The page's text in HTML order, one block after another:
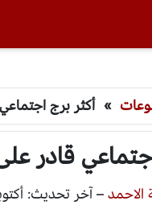
» أكثر برج
قادر
الاحمد–آخر تحديث: أكتوبر 29, 2025 -